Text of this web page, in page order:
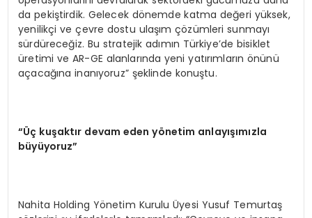
da pekiştirdik. Gelecek dönemde katma değeri yüksek,
yenilikçi ve çevre dostu ulaşım çözümleri sunmayı
sürdüreceğiz. Bu stratejik adımın Türkiye’de bisiklet
üretimi ve AR-GE alanlarında yeni yatırımların önünü
açacağına inanıyoruz” şeklinde konuştu.
“Üç kuşaktır devam eden yönetim anlayışımızla
büyüyoruz”
Nahita Holding Yönetim Kurulu Üyesi Yusuf Temurtaş